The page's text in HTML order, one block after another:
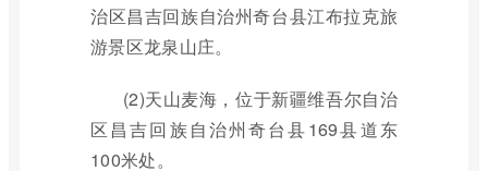
治区昌吉回族自治州奇台县江布拉克旅
游景区龙泉山庄。
(2)天山麦海，位于新疆维吾尔自治
区昌吉回族自治州奇台县169县道东
100米处。